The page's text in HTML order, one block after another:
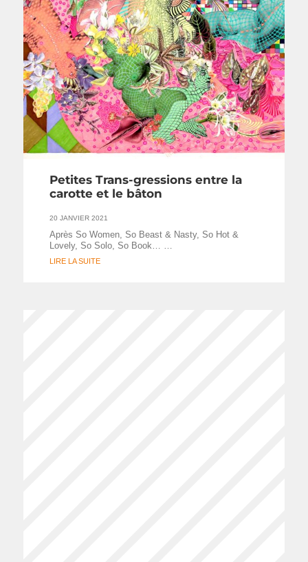
Petites Trans-gressions entre la
carotte et le bâton
20 JANVIER 2021
Après So Women, So Beast & Nasty, So Hot &
Lovely, So Solo, So Book… …
LIRE LA SUITE